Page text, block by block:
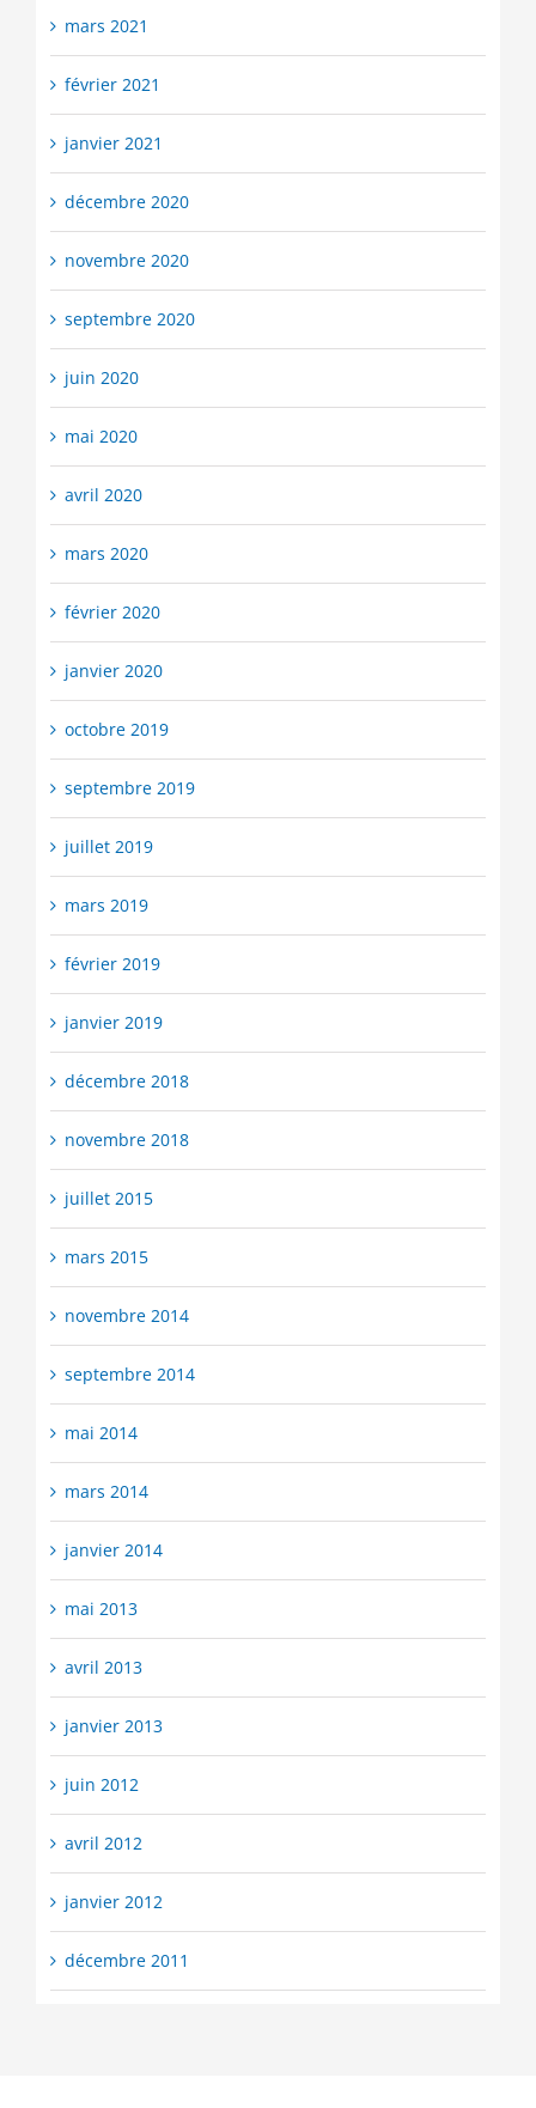
mars 2021
février 2021
janvier 2021
décembre 2020
novembre 2020
septembre 2020
juin 2020
mai 2020
avril 2020
mars 2020
février 2020
janvier 2020
octobre 2019
septembre 2019
juillet 2019
mars 2019
février 2019
janvier 2019
décembre 2018
novembre 2018
juillet 2015
mars 2015
novembre 2014
septembre 2014
mai 2014
mars 2014
janvier 2014
mai 2013
avril 2013
janvier 2013
juin 2012
avril 2012
janvier 2012
décembre 2011